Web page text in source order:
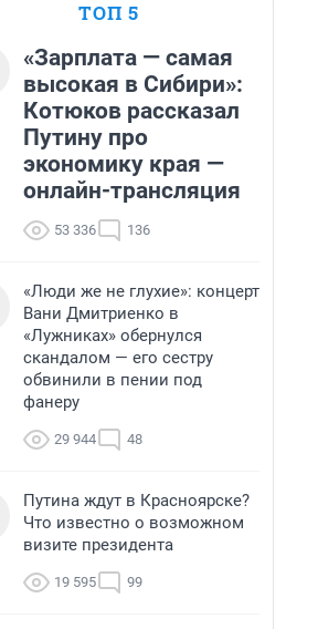
ТОП 5
«Зарплата — самая
высокая в Сибири»:
Котюков рассказал
Путину про
экономику края —
онлайн-трансляция
53 336 136
«Люди же не глухие»: концерт
Вани Дмитриенко в
«Лужниках» обернулся
скандалом — его сестру
обвинили в пении под
фанеру
29 944 48
Путина ждут в Красноярске?
Что известно о возможном
визите президента
19 595 99